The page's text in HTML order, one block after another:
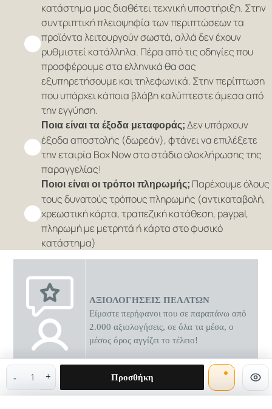
Προσθήκη
0 διαθέσιμες προσφορές
κατάστημα μας διαθέτει τεχνική υποστήριξη. Στην
συντριπτική πλειοψηφία των περιπτώσεων τα
προϊόντα λειτουργούν σωστά, αλλά δεν έχουν
ρυθμιστεί κατάλληλα. Πέρα από τις οδηγίες που
προσφέρουμε στα ελληνικά θα σας
εξυπηρετήσουμε και τηλεφωνικά. Στην περίπτωση
που υπάρχει κάποια βλάβη καλύπτεστε άμεσα από
την εγγύηση.
Ποια είναι τα έξοδα μεταφοράς; Δεν υπάρχουν
έξοδα αποστολής (δωρεάν), φτάνει να επιλέξετε
την εταιρία Box Now στο στάδιο ολοκλήρωσης της
παραγγελίας!
Ποιοι είναι οι τρόποι πληρωμής; Παρέχουμε όλους
τους δυνατούς τρόπους πληρωμής (αντικαταβολή,
χρεωστική κάρτα, τραπεζική κατάθεση, paypal,
πληρωμή με μετρητά ή κάρτα στο φυσικό
κατάστημα)
ΑΞΙΟΛΟΓΗΣΕΙΣ ΠΕΛΑΤΩΝ
Είμαστε περήφανοι που σε παραπάνω από
2.000 αξιολογήσεις, σε όλα τα μέσα, ο
μέσος όρος αγγίζει το τέλειο!